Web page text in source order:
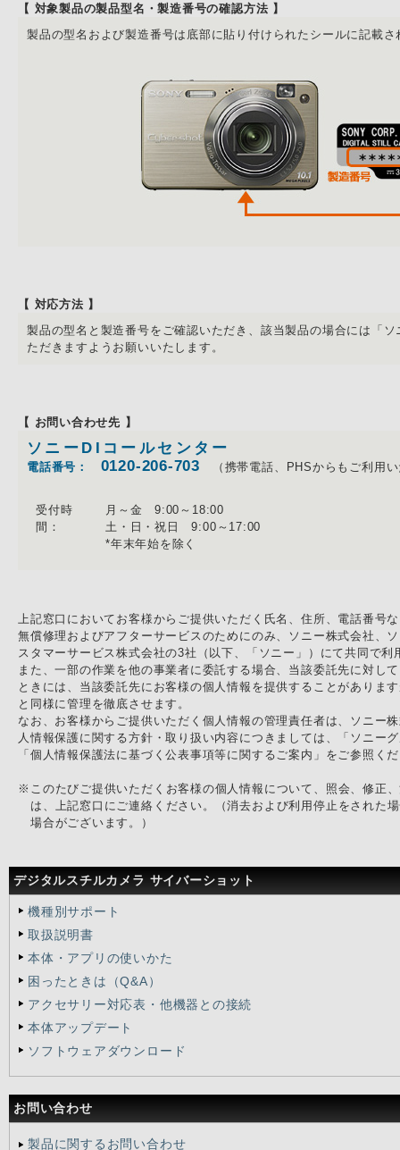
デジタルスチルカメラ サイバーショット
機種別サポート
取扱説明書
本体・アプリの使いかた
困ったときは（Q&A）
アクセサリー対応表・他機器との接続
本体アップデート
ソフトウェアダウンロード
お問い合わせ
製品に関するお問い合わせ
【 対象製品の製品型名・製造番号の確認方法 】
製品の型名および製造番号は底部に貼り付けられたシールに記載さ
【 対応方法 】
製品の型名と製造番号をご確認いただき、該当製品の場合には「
ただきますようお願いいたします。
【 お問い合わせ先 】
ソニーDIコールセンター
電話番号： 0120-206-703 （携帯電話、PHSからもご利用
受付時
間：
月～金 9:00～18:00
土・日・祝日 9:00～17:00
*年末年始を除く
上記窓口においてお客様からご提供いただく氏名、住所、電話番号
無償修理およびアフターサービスのためにのみ、ソニー株式会社、
スタマーサービス株式会社の3社（以下、「ソニー」）にて共同で利
また、一部の作業を他の事業者に委託する場合、当該委託先に対し
ときには、当該委託先にお客様の個人情報を提供することがありま
と同様に管理を徹底させます。
なお、お客様からご提供いただく個人情報の管理責任者は、ソニー
人情報保護に関する方針・取り扱い内容につきましては、「ソニー
「個人情報保護法に基づく公表事項等に関するご案内」をご参照く
※ このたびご提供いただくお客様の個人情報について、照会、修正
は、上記窓口にご連絡ください。（消去および利用停止をされた
場合がございます。）